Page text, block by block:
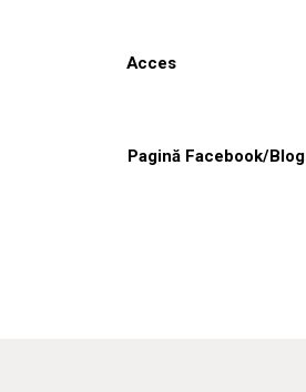
Acces
Pagină Facebook/Blog